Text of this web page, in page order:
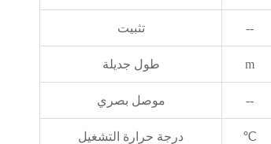
تثبيت --
طول جديلة m
موصل بصري --
درجة حرارة التشغيل ℃